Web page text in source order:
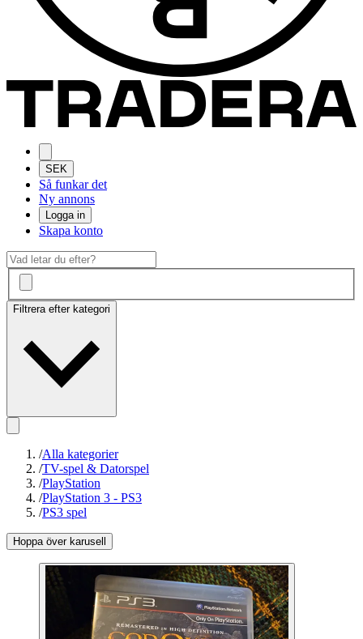
SEK
Så funkar det
Ny annons
Logga in
Skapa konto
Filtrera efter kategori
/Alla kategorier
/TV-spel & Datorspel
/PlayStation
/PlayStation 3 - PS3
/PS3 spel
Hoppa över karusell